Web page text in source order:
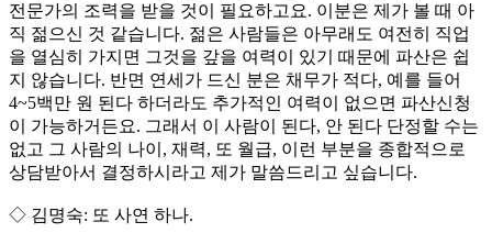
전문가의 조력을 받을 것이 필요하고요. 이분은 제가 볼 때 아
직 젊으신 것 같습니다. 젊은 사람들은 아무래도 여전히 직업
을 열심히 가지면 그것을 갚을 여력이 있기 때문에 파산은 쉽
지 않습니다. 반면 연세가 드신 분은 채무가 적다, 예를 들어
4~5백만 원 된다 하더라도 추가적인 여력이 없으면 파산신청
이 가능하거든요. 그래서 이 사람이 된다, 안 된다 단정할 수는
없고 그 사람의 나이, 재력, 또 월급, 이런 부분을 종합적으로
상담받아서 결정하시라고 제가 말씀드리고 싶습니다.
◇ 김명숙: 또 사연 하나.